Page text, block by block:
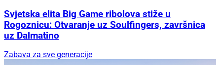
Svjetska elita Big Game ribolova stiže u
Rogoznicu: Otvaranje uz Soulfingers, završnica
uz Dalmatino
Zabava za sve generacije